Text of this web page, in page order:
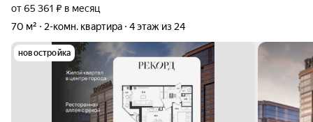
от 65 361 ₽ в месяц
70 м²
2-комн. квартира 4 этаж из 24
новостройка